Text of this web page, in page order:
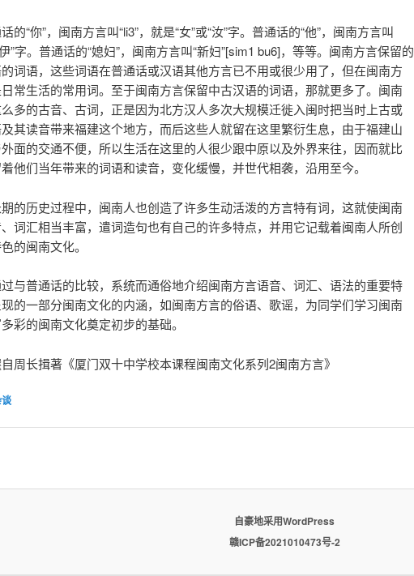
的“你”，闽南方言叫“li3”，就是“女”或“汝”字。普通话的“他”，闽南方言叫
”字。普通话的“媳妇”，闽南方言叫“新妇”[sim1 bu6]，等等。闽南方言保留的
词语，这些词语在普通话或汉语其他方言已不用或很少用了，但在闽南方
常生活的常用词。至于闽南方言保留中古汉语的词语，那就更多了。闽南
多的古音、古词，正是因为北方汉人多次大规模迁徙入闽时把当时上古或
其读音带来福建这个地方，而后这些人就留在这里繁衍生息，由于福建山
面的交通不便，所以生活在这里的人很少跟中原以及外界来往，因而就比
他们当年带来的词语和读音，变化缓慢，并世代相袭，沿用至今。
的历史过程中，闽南人也创造了许多生动活泼的方言特有词，这就使闽南
词汇相当丰富，遣词造句也有自己的许多特点，并用它记载着闽南人所创
的闽南文化。
与普通话的比较，系统而通俗地介绍闽南方言语音、词汇、语法的重要特
的一部分闽南文化的内涵，如闽南方言的俗语、歌谣，为同学们学习闽南
彩的闽南文化奠定初步的基础。
长揖著《厦门双十中学校本课程闽南文化系列2闽南方言》
自豪地采用WordPress
赣ICP备2021010473号-2